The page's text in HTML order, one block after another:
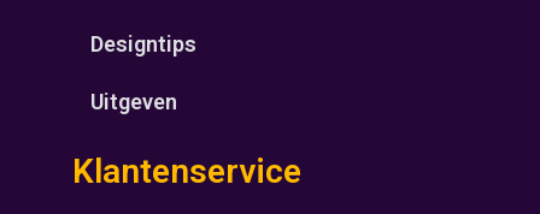
Designtips
Uitgeven
Klantenservice